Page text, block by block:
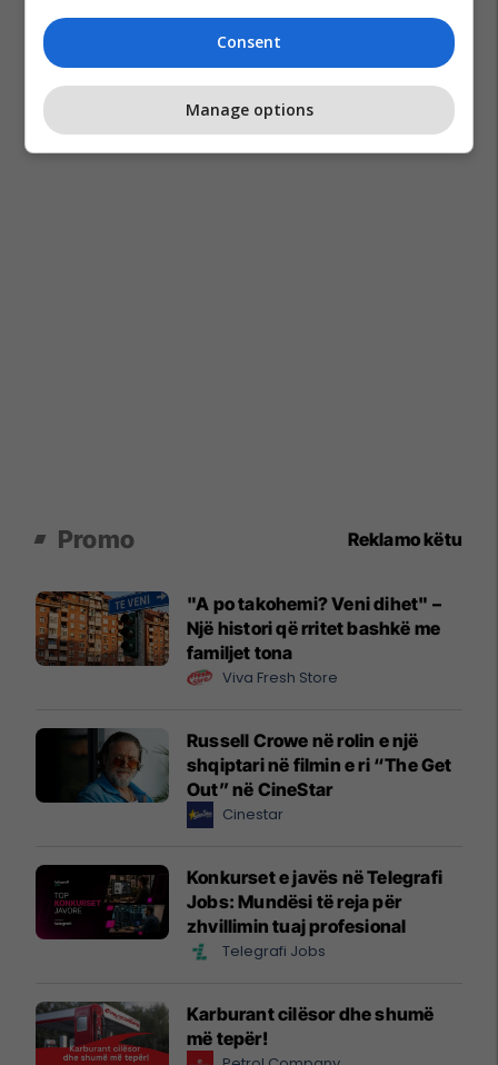
Promo Reklamo këtu
"A po takohemi? Veni dihet" –
Një histori që rritet bashkë me
familjet tona
Viva Fresh Store
Russell Crowe në rolin e një
shqiptari në filmin e ri “The Get
Out” në CineStar
Cinestar
Konkurset e javës në Telegrafi
Jobs: Mundësi të reja për
zhvillimin tuaj profesional
Telegrafi Jobs
Karburant cilësor dhe shumë
më tepër!
Consent
Manage options